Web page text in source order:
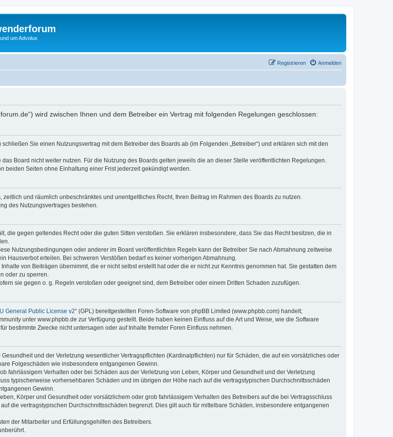
um Advolux
Anmelden
Registrieren
wird zwischen Ihnen und dem Betreiber ein Vertrag mit folgenden Regelungen geschlossen:
schließen Sie einen Nutzungsvertrag mit dem Betreiber des Boards ab (im Folgenden „Betreiber“) und erklären sich mit den
Board nicht weiter nutzen. Für die Nutzung des Boards gelten jeweils die an dieser Stelle veröffentlichten Regelungen.
beiden Seiten ohne Einhaltung einer Frist jederzeit gekündigt werden.
und räumlich unbeschränktes und unentgeltliches Recht, Ihren Beitrag im Rahmen des Boards zu nutzen.
des Nutzungsvertrages bestehen.
die gegen geltendes Recht oder die guten Sitten verstoßen. Sie erklären insbesondere, dass Sie das Recht besitzen, die in
Nutzungsbedingungen oder anderer im Board veröffentlichten Regeln kann der Betreiber Sie nach Abmahnung zeitweise
Hausverbot erteilen. Bei schweren Verstößen bedarf es keiner vorherigen Abmahnung.
von Beiträgen übernimmt, die er nicht selbst erstellt hat oder die er nicht zur Kenntnis genommen hat. Sie gestatten dem
oder zu sperren.
sie gegen o. g. Regeln verstoßen oder geeignet sind, dem Betreiber oder einem Dritten Schaden zuzufügen.
General Public License v2“ (GPL) bereitgestellten Foren-Software von phpBB Limited (www.phpbb.com) handelt;
unter www.phpbb.de zur Verfügung gestellt. Beide haben keinen Einfluss auf die Art und Weise, wie die Software
bestimmte Zwecke nicht untersagen oder auf Inhalte fremder Foren Einfluss nehmen.
und der Verletzung wesentlicher Vertragspflichten (Kardinalpflichten) nur für Schäden, die auf ein vorsätzliches oder
Folgeschäden wie insbesondere entgangenen Gewinn.
fahrlässigem Verhalten oder bei Schäden aus der Verletzung von Leben, Körper und Gesundheit und der Verletzung
typischerweise vorhersehbaren Schäden und im übrigen der Höhe nach auf die vertragstypischen Durchschnittsschäden
Gewinn.
Körper und Gesundheit oder vorsätzlichem oder grob fahrlässigem Verhalten des Betreibers auf die bei Vertragsschluss
die vertragstypischen Durchschnittsschäden begrenzt. Dies gilt auch für mittelbare Schäden, insbesondere entgangenen
der Mitarbeiter und Erfüllungsgehilfen des Betreibers.